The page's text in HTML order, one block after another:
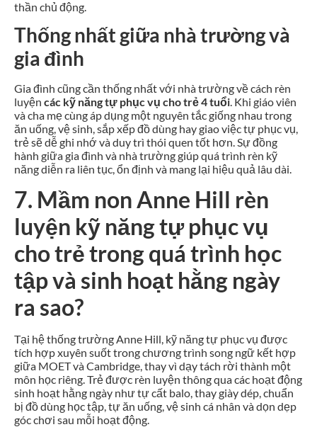
thần chủ động.
Thống nhất giữa nhà trường và
gia đình
Gia đình cũng cần thống nhất với nhà trường về cách rèn
luyện các kỹ năng tự phục vụ cho trẻ 4 tuổi. Khi giáo viên
và cha mẹ cùng áp dụng một nguyên tắc giống nhau trong
ăn uống, vệ sinh, sắp xếp đồ dùng hay giao việc tự phục vụ,
trẻ sẽ dễ ghi nhớ và duy trì thói quen tốt hơn. Sự đồng
hành giữa gia đình và nhà trường giúp quá trình rèn kỹ
năng diễn ra liên tục, ổn định và mang lại hiệu quả lâu dài.
7. Mầm non Anne Hill rèn
luyện kỹ năng tự phục vụ
cho trẻ trong quá trình học
tập và sinh hoạt hằng ngày
ra sao?
Tại hệ thống trường Anne Hill, kỹ năng tự phục vụ được
tích hợp xuyên suốt trong chương trình song ngữ kết hợp
giữa MOET và Cambridge, thay vì dạy tách rời thành một
môn học riêng. Trẻ được rèn luyện thông qua các hoạt động
sinh hoạt hằng ngày như tự cất balo, thay giày dép, chuẩn
bị đồ dùng học tập, tự ăn uống, vệ sinh cá nhân và dọn dẹp
góc chơi sau mỗi hoạt động.